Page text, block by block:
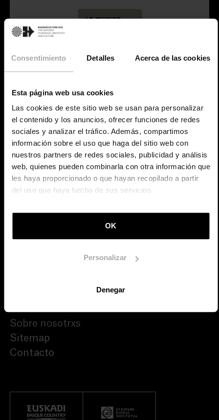
Consentimiento Detalles Acerca de las cookies
Esta página web usa cookies
Las cookies de este sitio web se usan para personalizar
el contenido y los anuncios, ofrecer funciones de redes
sociales y analizar el tráfico. Además, compartimos
información sobre el uso que haga del sitio web con
nuestros partners de redes sociales, publicidad y análisis
web, quienes pueden combinarla con otra información que
les haya proporcionado o que hayan recopilado a partir
del uso que haya hecho de sus servicios.
OK
Personalizar
Denegar
No es fácil condensar la cultura de un país en un
folleto tan pequeño.
Éste es un intento de ofrecer algunas pinceladas
para despertar la curiosidad
y animar a descubrir el euskera, la cultura y la
creación contemporánea vasca.
Sobre nosotrxs
Sitemap
Contacto